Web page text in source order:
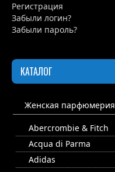
Регистрация
Забыли логин?
Забыли пароль?
КАТАЛОГ
Женская парфюмерия
Abercrombie & Fitch
Acqua di Parma
Adidas